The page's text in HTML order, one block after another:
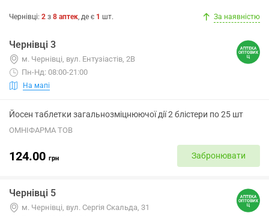
Чернівці: 2 з 8 аптек, де є 1 шт. За наявністю
Чернівці 3
м. Чернівці, вул. Ентузіастів, 2В
Пн-Нд: 08:00-21:00
На мапі
Йосен таблетки загальнозміцнюючої дії 2 блістери по 25 шт
ОМНІФАРМА ТОВ
124.00 грн Забронювати
Чернівці 5
м. Чернівці, вул. Сергія Скальда, 31